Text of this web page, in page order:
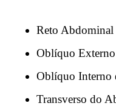
Reto Abdominal
Oblíquo
Oblíquo Interno
Transverso do